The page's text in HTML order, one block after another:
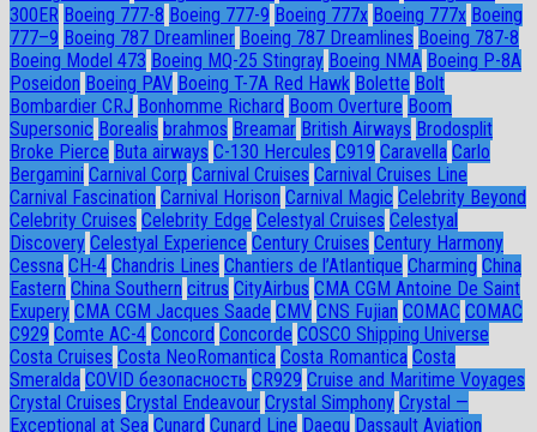
300ER Boeing 777-8 Boeing 777-9 Boeing 777x Boeing 777х Boeing
777–9 Boeing 787 Dreamliner Boeing 787 Dreamlines Boeing 787-8
Boeing Model 473 Boeing MQ-25 Stingray Boeing NMA Boeing P-8A
Poseidon Boeing PAV Boeing T-7A Red Hawk Bolette Bolt
Bombardier CRJ Bonhomme Richard Boom Overture Boom
Supersonic Borealis brahmos Breamar British Airways Brodosplit
Broke Pierce Buta airways C-130 Hercules C919 Caravella Carlo
Bergamini Carnival Corp Carnival Cruises Carnival Cruises Line
Carnival Fascination Carnival Horison Carnival Magic Celebrity Beyond
Celebrity Cruises Celebrity Edge Celestyal Cruises Celestyal
Discovery Celestyal Experience Century Cruises Century Harmony
Cessna CH-4 Chandris Lines Chantiers de l’Atlantique Charming China
Eastern China Southern citrus CityAirbus CMA CGM Antoine De Saint
Exupery CMA CGM Jacques Saade CMV CNS Fujian COMAC COMAC
C929 Comte AC-4 Concord Concorde COSCO Shipping Universe
Costa Cruises Costa NeoRomantica Costa Romantica Costa
Smeralda COVID безопасность CR929 Cruise and Maritime Voyages
Crystal Cruises Crystal Endeavour Crystal Simphony Crystal —
Exceptional at Sea Cunard Cunard Line Daegu Dassault Aviation